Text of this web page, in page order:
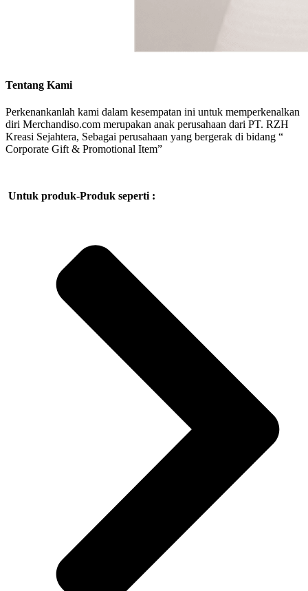
Tentang Kami
Perkenankanlah kami dalam kesempatan ini untuk memperkenalkan
diri Merchandiso.com merupakan anak perusahaan dari PT. RZH
Kreasi Sejahtera, Sebagai perusahaan yang bergerak di bidang “
Corporate Gift & Promotional Item”
Untuk produk-Produk seperti :